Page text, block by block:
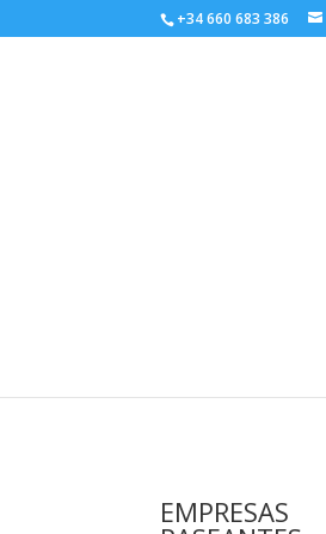
+34 660 683 386
EMPRESAS